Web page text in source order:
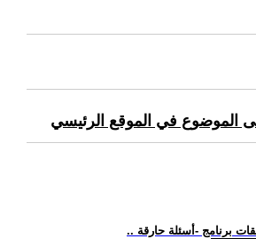
الموضوع في الموقع الرئيسي